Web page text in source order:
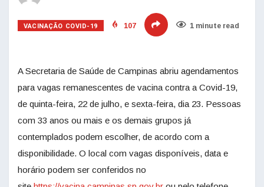
VACINAÇÃO COVID-19 107 1 minute read
A Secretaria de Saúde de Campinas abriu agendamentos
para vagas remanescentes de vacina contra a Covid-19,
de quinta-feira, 22 de julho, e sexta-feira, dia 23. Pessoas
com 33 anos ou mais e os demais grupos já
contemplados podem escolher, de acordo com a
disponibilidade. O local com vagas disponíveis, data e
horário podem ser conferidos no